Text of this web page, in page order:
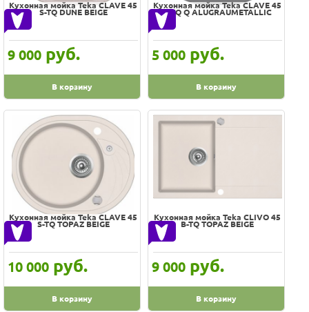
Rav Slezak
Ravak
Reginox
River
Roca
Rodi
Rossinka
Rubineta
Rush
SMARTsant
Кухонная мойка Teka CLAVE 45
S-TQ DUNE BEIGE
9 000 руб.
В корзину
Кухонная мойка Teka CLAVE 45
S-TQ Q ALUGRAUMETALLIC
5 000 руб.
В корзину
Кухонная мойка Teka CLAVE 45
S-TQ TOPAZ BEIGE
10 000 руб.
В корзину
Кухонная мойка Teka CLIVO 45
B-TQ TOPAZ BEIGE
9 000 руб.
В корзину